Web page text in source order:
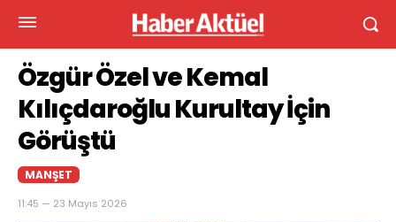
Özgür Özel ve Kemal
Kılıçdaroğlu Kurultay İçin
Görüştü
MANŞET
11:45 — 23 Mayıs 2026